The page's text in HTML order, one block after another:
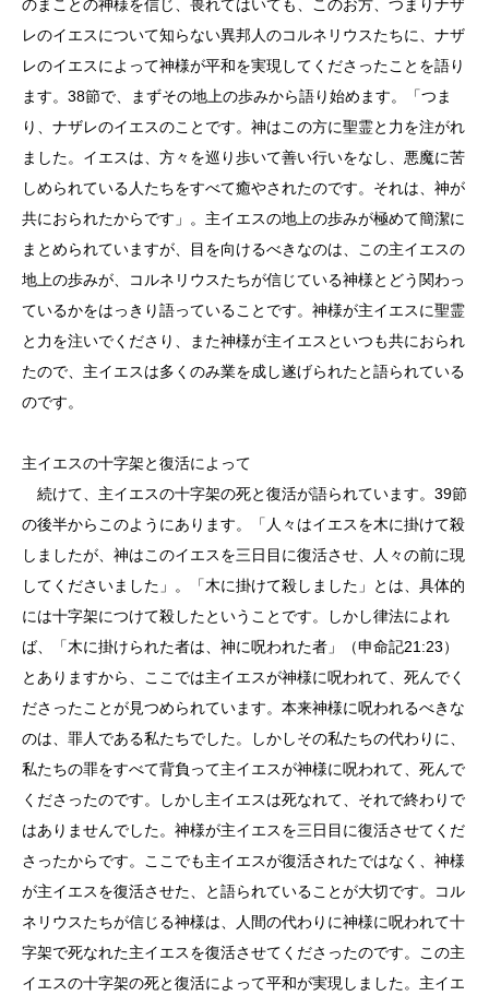
のまことの神様を信じ、畏れてはいても、このお方、つまりナザ
レのイエスについて知らない異邦人のコルネリウスたちに、ナザ
レのイエスによって神様が平和を実現してくださったことを語り
ます。38節で、まずその地上の歩みから語り始めます。「つま
り、ナザレのイエスのことです。神はこの方に聖霊と力を注がれ
ました。イエスは、方々を巡り歩いて善い行いをなし、悪魔に苦
しめられている人たちをすべて癒やされたのです。それは、神が
共におられたからです」。主イエスの地上の歩みが極めて簡潔に
まとめられていますが、目を向けるべきなのは、この主イエスの
地上の歩みが、コルネリウスたちが信じている神様とどう関わっ
ているかをはっきり語っていることです。神様が主イエスに聖霊
と力を注いでくださり、また神様が主イエスといつも共におられ
たので、主イエスは多くのみ業を成し遂げられたと語られている
のです。
主イエスの十字架と復活によって
続けて、主イエスの十字架の死と復活が語られています。39節
の後半からこのようにあります。「人々はイエスを木に掛けて殺
しましたが、神はこのイエスを三日目に復活させ、人々の前に現
してくださいました」。「木に掛けて殺しました」とは、具体的
には十字架につけて殺したということです。しかし律法によれ
ば、「木に掛けられた者は、神に呪われた者」（申命記21:23）
とありますから、ここでは主イエスが神様に呪われて、死んでく
ださったことが見つめられています。本来神様に呪われるべきな
のは、罪人である私たちでした。しかしその私たちの代わりに、
私たちの罪をすべて背負って主イエスが神様に呪われて、死んで
くださったのです。しかし主イエスは死なれて、それで終わりで
はありませんでした。神様が主イエスを三日目に復活させてくだ
さったからです。ここでも主イエスが復活されたではなく、神様
が主イエスを復活させた、と語られていることが大切です。コル
ネリウスたちが信じる神様は、人間の代わりに神様に呪われて十
字架で死なれた主イエスを復活させてくださったのです。この主
イエスの十字架の死と復活によって平和が実現しました。主イエ